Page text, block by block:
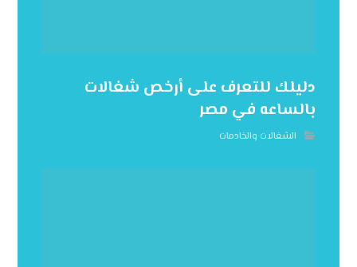
دليلك للتعرف على أرخص شغالات
بالساعه في مصر
الشغالات والخادمات